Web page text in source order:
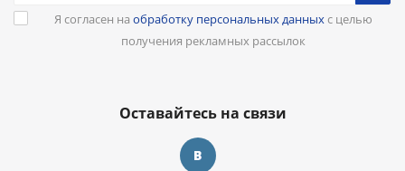
Я согласен на обработку персональных данныхс целью
получения рекламных рассылок
Оставайтесь на связи